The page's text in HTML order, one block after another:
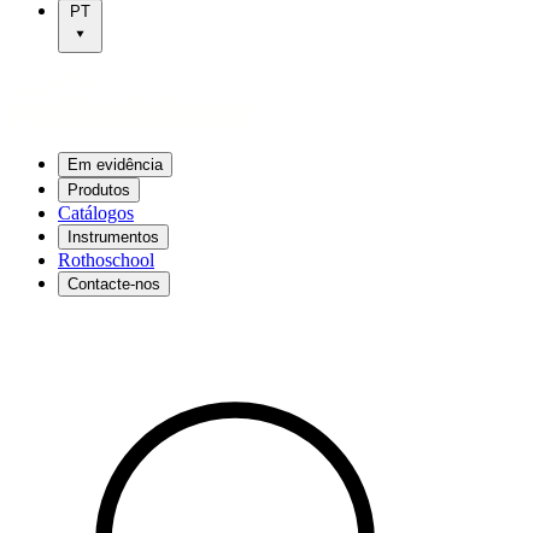
PT
Em evidência
Produtos
Catálogos
Instrumentos
Rothoschool
Contacte-nos